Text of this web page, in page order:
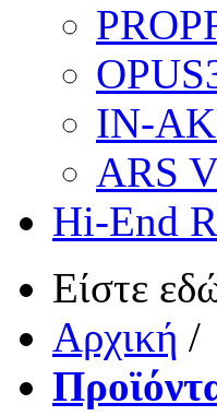
IN-
ARS
Hi-End
Είστε
Αρχική /